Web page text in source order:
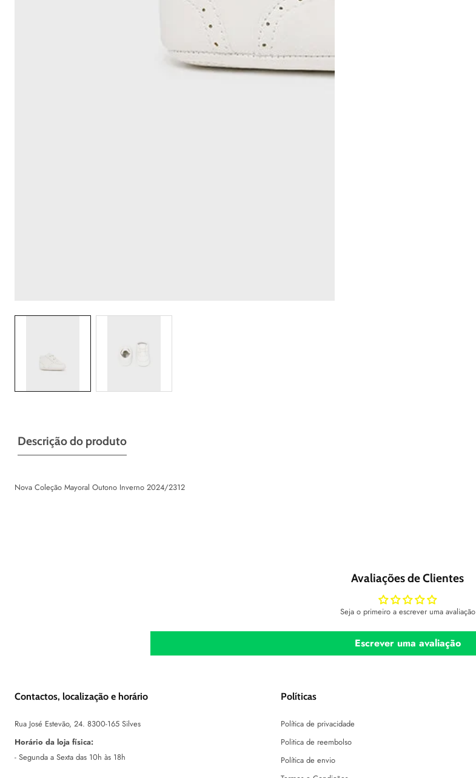
Descrição do produto
Nova Coleção Mayoral Outono Inverno 2024/2312
Avaliações de Clientes
Seja o primeiro a escrever uma avaliação
Escrever uma avaliação
Contactos, localização e horário
Rua José Estevão, 24. 8300-165 Silves
Horário da loja física:
- Segunda a Sexta das 10h às 18h
Políticas
Política de privacidade
Politica de reembolso
Política de envio